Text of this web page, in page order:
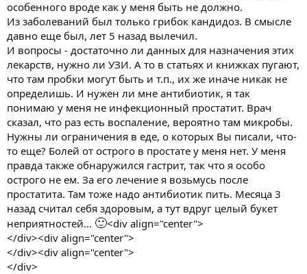
особенного вроде как у меня быть не должно.
Из заболеваний был только грибок кандидоз. В смысле
давно еще был, лет 5 назад вылечил.
И вопросы - достаточно ли данных для назначения этих
лекарств, нужно ли УЗИ. А то в статьях и книжках пугают,
что там пробки могут быть и т.п., их же иначе никак не
определишь. И нужен ли мне антибиотик, я так
понимаю у меня не инфекционный простатит. Врач
сказал, что раз есть воспаление, вероятно там микробы.
Нужны ли ограничения в еде, о которых Вы писали, что-
то еще? Болей от острого в простате у меня нет. У меня
правда также обнаружился гастрит, так что я особо
острого не ем. За его лечение я возьмусь после
простатита. Там тоже надо антибиотик пить. Месяца 3
назад считал себя здоровым, а тут вдруг целый букет
неприятностей... 🙂<div align="center">
</div><div align="center">
</div><div align="center">
</div>